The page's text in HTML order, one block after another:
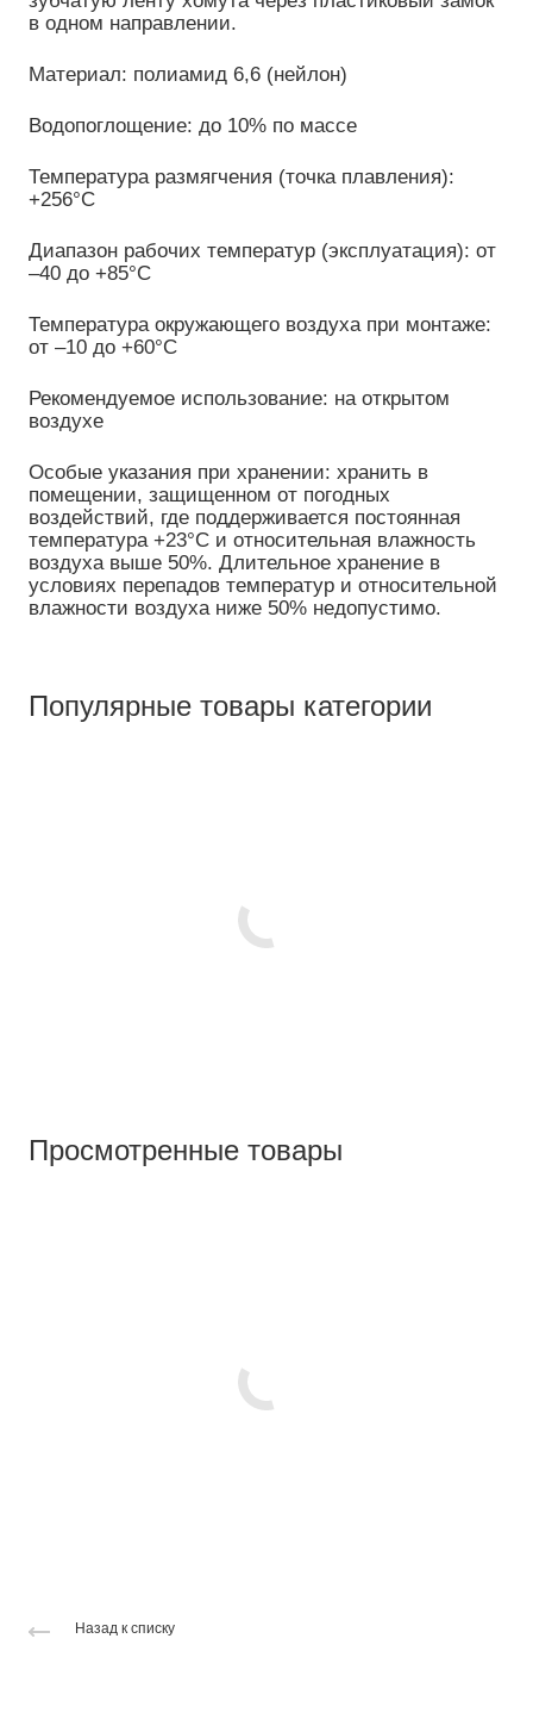
в одном направлении.
Материал: полиамид 6,6 (нейлон)
Водопоглощение: до 10% по массе
Температура размягчения (точка плавления):
+256°C
Диапазон рабочих температур (эксплуатация): от
–40 до +85°C
Температура окружающего воздуха при монтаже:
от –10 до +60°C
Рекомендуемое использование: на открытом
воздухе
Особые указания при хранении: хранить в
помещении, защищенном от погодных
воздействий, где поддерживается постоянная
температура +23°C и относительная влажность
воздуха выше 50%. Длительное хранение в
условиях перепадов температур и относительной
влажности воздуха ниже 50% недопустимо.
Популярные товары категории
Просмотренные товары
Назад к списку